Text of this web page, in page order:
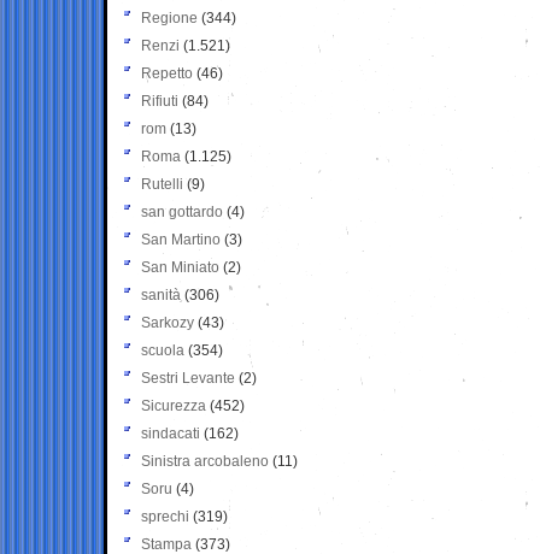
Regione (344)
Renzi (1.521)
Repetto (46)
Rifiuti (84)
rom (13)
Roma (1.125)
Rutelli (9)
san gottardo (4)
San Martino (3)
San Miniato (2)
sanità (306)
Sarkozy (43)
scuola (354)
Sestri Levante (2)
Sicurezza (452)
sindacati (162)
Sinistra arcobaleno (11)
Soru (4)
sprechi (319)
Stampa (373)